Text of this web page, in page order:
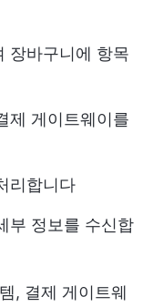
장바구니에 항목
제 게이트웨이를
리합니다
부 정보를 수신합
, 결제 게이트웨